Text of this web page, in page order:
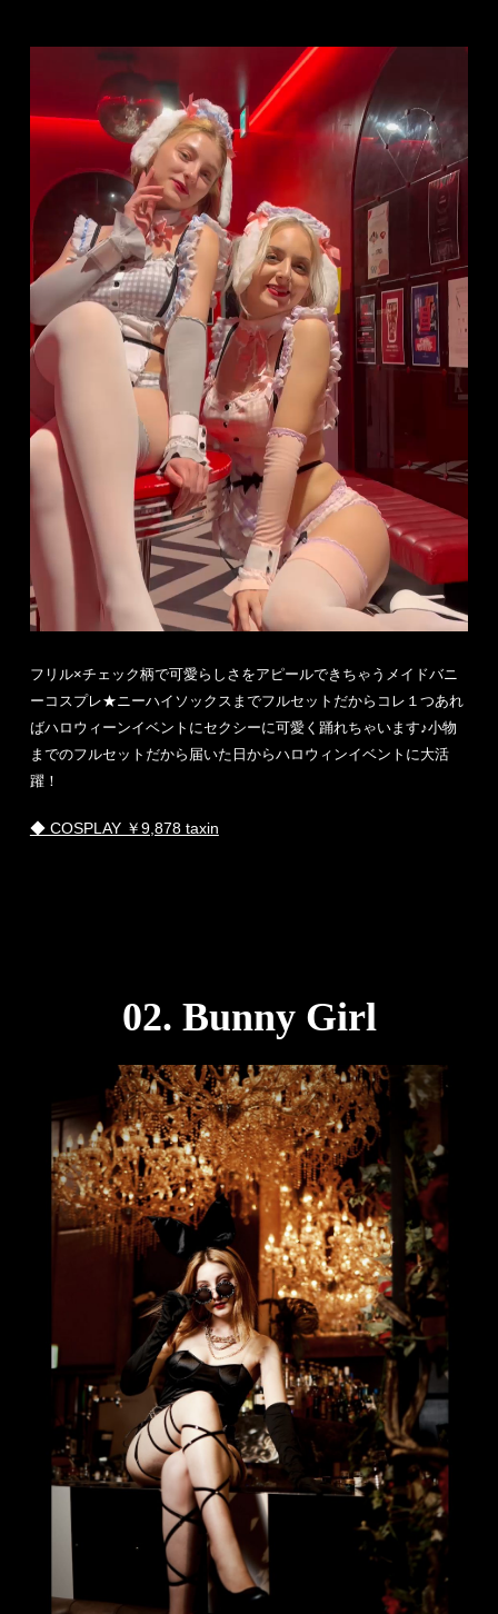
フリル×チェック柄で可愛らしさをアピールできちゃうメイドバニ
ーコスプレ★ニーハイソックスまでフルセットだからコレ１つあれ
ばハロウィーンイベントにセクシーに可愛く踊れちゃいます♪小物
までのフルセットだから届いた日からハロウィンイベントに大活
躍！
◆ COSPLAY ￥9,878 taxin
02. Bunny Girl